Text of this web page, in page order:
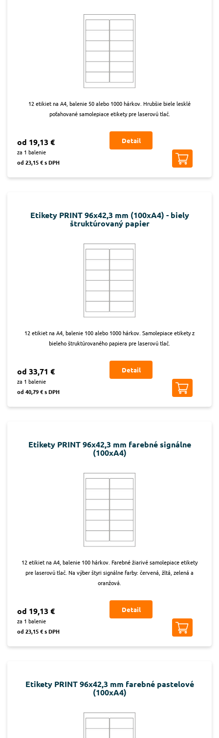
12 etikiet na A4, balenie 50 alebo 1000 hárkov. Hrubšie biele lesklé
poťahované samolepiace etikety pre laserovú tlač.
od 19,13 €
za 1 balenie
od 23,15 € s DPH
Detail
Etikety PRINT 96x42,3 mm (100xA4) - biely
štruktúrovaný papier
12 etikiet na A4, balenie 100 alebo 1000 hárkov. Samolepiace etikety z
bieleho štruktúrovaného papiera pre laserovú tlač.
od 33,71 €
za 1 balenie
od 40,79 € s DPH
Detail
Etikety PRINT 96x42,3 mm farebné signálne
(100xA4)
12 etikiet na A4, balenie 100 hárkov. Farebné žiarivé samolepiace etikety
pre laserovú tlač. Na výber štyri signálne farby: červená, žltá, zelená a
oranžová.
od 19,13 €
za 1 balenie
od 23,15 € s DPH
Detail
Etikety PRINT 96x42,3 mm farebné pastelové
(100xA4)